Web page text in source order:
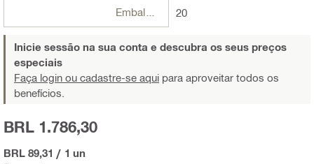
Embalagens 20
Inicie sessão na sua conta e descubra os seus preços
especiais
Faça login ou cadastre-se aqui para aproveitar todos os
benefícios.
BRL 1.786,30
BRL 89,31 / 1 un